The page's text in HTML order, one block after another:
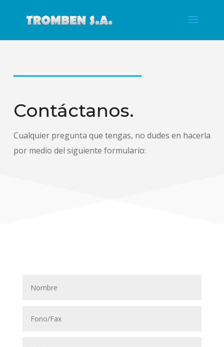
Contáctanos.
Cualquier pregunta que tengas, no dudes en hacerla
por medio del siguiente formulario: